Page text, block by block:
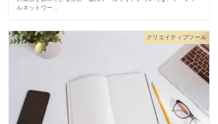
ルネットワー...
クリエイティブツール